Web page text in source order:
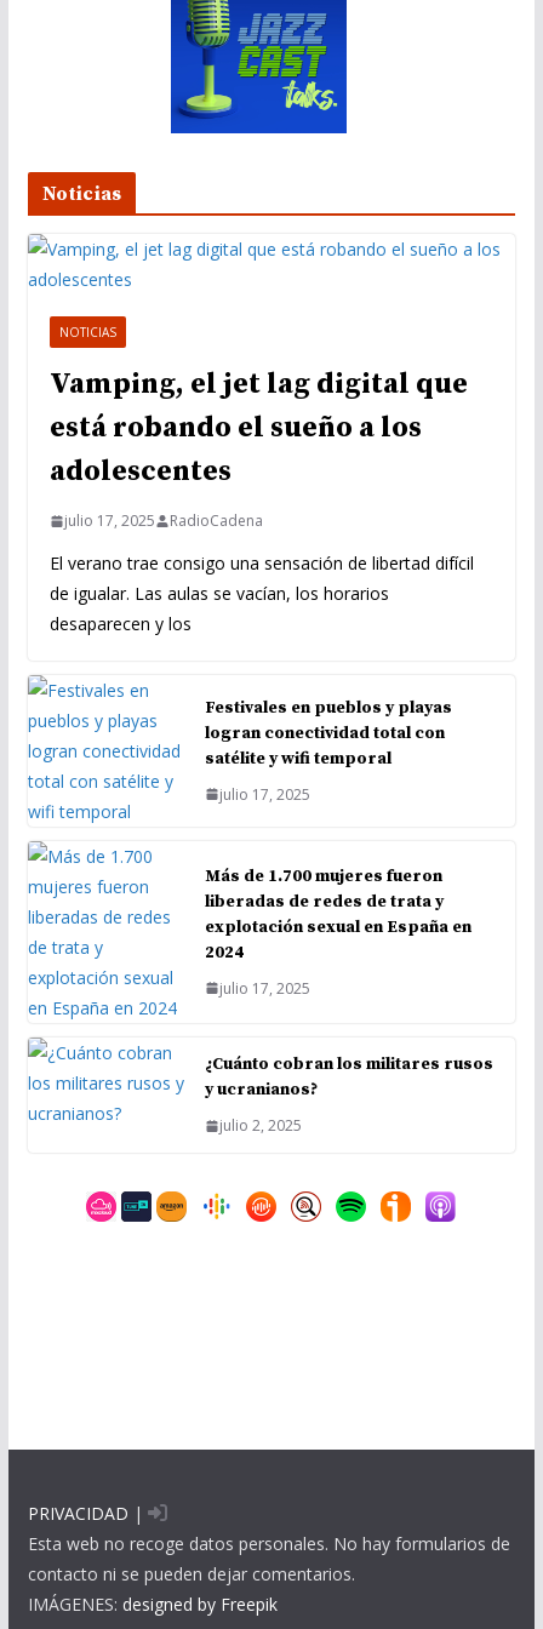
Noticias
NOTICIAS
Vamping, el jet lag digital que
está robando el sueño a los
adolescentes
julio 17, 2025 RadioCadena
El verano trae consigo una sensación de libertad difícil
de igualar. Las aulas se vacían, los horarios
desaparecen y los
Festivales en pueblos y playas
logran conectividad total con
satélite y wifi temporal
julio 17, 2025
Más de 1.700 mujeres fueron
liberadas de redes de trata y
explotación sexual en España en
2024
julio 17, 2025
¿Cuánto cobran los militares rusos
y ucranianos?
julio 2, 2025
PRIVACIDAD |
Esta web no recoge datos personales. No hay formularios de
contacto ni se pueden dejar comentarios.
IMÁGENES: designed by Freepik